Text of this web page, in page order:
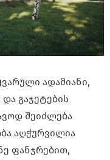
ადამიანი,
გაჯეტების
შეიძლება
აღჭურვილია
ფანჯრებით,